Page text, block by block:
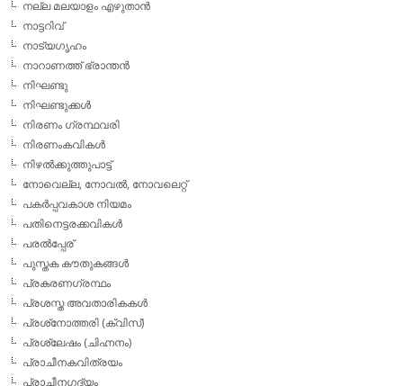
നല്ല മലയാളം എഴുതാന്‍
നാട്ടറിവ്
നാട്യഗൃഹം
നാറാണത്ത് ഭ്രാന്തന്‍
നിഘണ്ടു
നിഘണ്ടുക്കള്‍
നിരണം ഗ്രന്ഥവരി
നിരണംകവികള്‍
നിഴല്‍ക്കുത്തുപാട്ട്
നോവെല്ല, നോവല്‍, നോവലെറ്റ്
പകര്‍പ്പവകാശ നിയമം
പതിനെട്ടരക്കവികള്‍
പരല്‍പ്പേര്
പുസ്തക കൗതുകങ്ങള്‍
പ്രകരണഗ്രന്ഥം
പ്രശസ്ത അവതാരികകള്‍
പ്രശ്‌നോത്തരി (ക്വിസ്)
പ്രശ്ലേഷം (ചിഹ്നനം)
പ്രാചീനകവിത്രയം
പ്രാചീനഗദ്യം